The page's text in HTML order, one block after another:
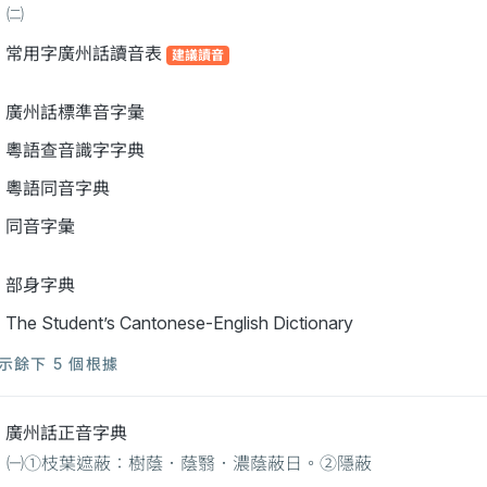
㈡
常用字廣州話讀音表 建議讀音
廣州話標準音字彙
粵語查音識字字典
粵語同音字典
同音字彙
部身字典
The Student’s Cantonese-English Dictionary
餘下 5 個根據
廣州話正音字典
㈠①枝葉遮蔽：樹蔭．蔭翳．濃蔭蔽日。②隱蔽